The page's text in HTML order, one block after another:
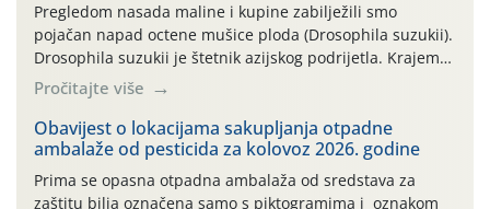
Pregledom nasada maline i kupine zabilježili smo
pojačan napad octene mušice ploda (Drosophila suzukii).
Drosophila suzukii je štetnik azijskog podrijetla. Krajem
2010. godine prvi puta je registriran u Hrvatskoj, a u
rujnu 2016. godine na našem su području zabilježene
gospodarski važne štete. Riječ je o štetniku vrlo sličnom
dobro poznatoj vinskoj mušici, no za razliku […]
Pročitajte više
Obavijest o lokacijama sakupljanja otpadne
ambalaže od pesticida za kolovoz 2026. godine
Prima se opasna otpadna ambalaža od sredstava za
zaštitu bilja označena samo s piktogramima i oznakom